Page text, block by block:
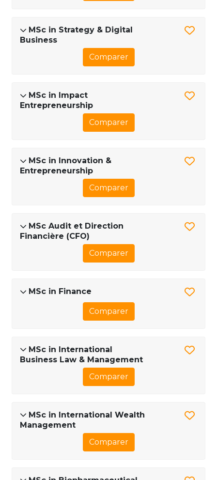
MSc in Strategy & Digital
Business
Comparer
MSc in Impact
Entrepreneurship
Comparer
MSc in Innovation &
Entrepreneurship
Comparer
MSc Audit et Direction
Financière (CFO)
Comparer
MSc in Finance
Comparer
MSc in International
Business Law & Management
Comparer
MSc in International Wealth
Management
Comparer